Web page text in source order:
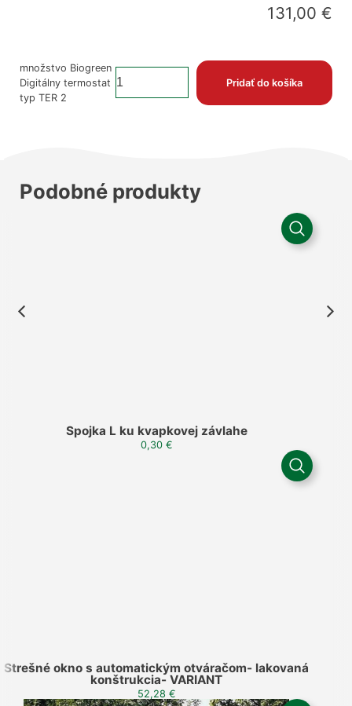
131,00 €
množstvo Biogreen
Digitálny termostat
typ TER 2
Pridať do košíka
Podobné produkty
Spojka L ku kvapkovej závlahe
0,30 €
Strešné okno s automatickým otváračom- lakovaná
konštrukcia- VARIANT
52,28 €